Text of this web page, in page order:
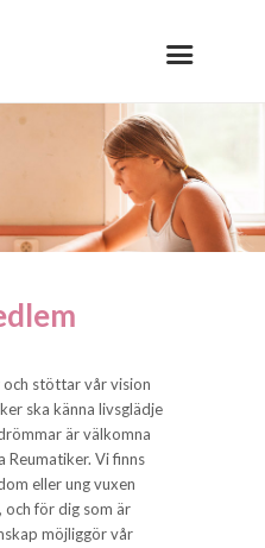
stöttar vår vision
ska känna livsglädje
är välkomna
Reumatiker. Vi finns
eller ung vuxen
och för dig som är
möjliggör vår